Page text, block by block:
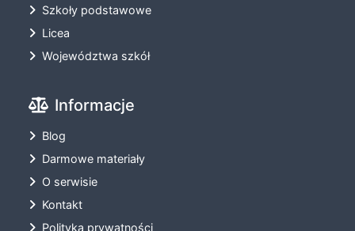
Szkoły podstawowe
Licea
Województwa szkół
Informacje
Blog
Darmowe materiały
O serwisie
Kontakt
Polityka prywatności